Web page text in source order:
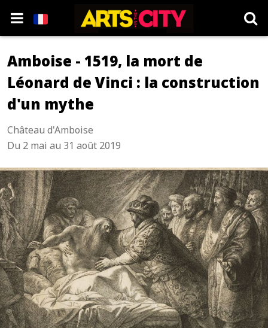
Amboise - 1519, la mort de
Léonard de Vinci : la construction
d'un mythe
Château d'Amboise
Du 2 mai au 31 août 2019